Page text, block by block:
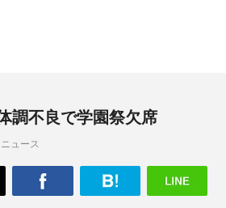
調不良で学園祭欠席
ュース